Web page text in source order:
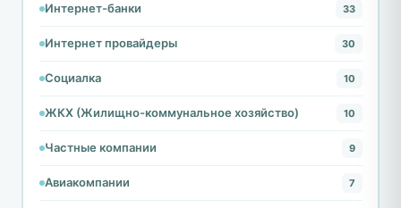
Интернет-банки 33
Интернет провайдеры 30
Социалка 10
ЖКХ (Жилищно-коммунальное хозяйство) 10
Частные компании 9
Авиакомпании 7